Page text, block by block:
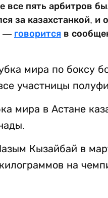
все пять арбитров
за казахстанкой, и
— говорится в
мира по боксу
участницы
мира в Астане
Кызайбай в
на